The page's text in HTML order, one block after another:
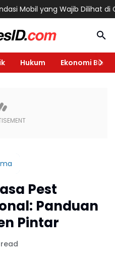
yang Wajib Dilihat di GIIAS
Hukum Ekonomi Bisnis
Pest
Panduan
Pintar